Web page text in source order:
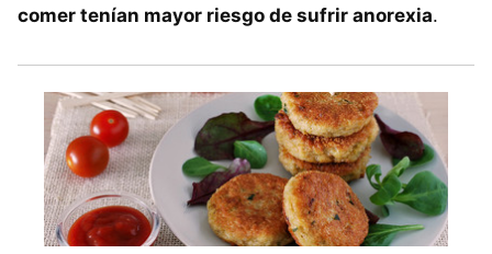
comer tenían mayor riesgo de sufrir anorexia.